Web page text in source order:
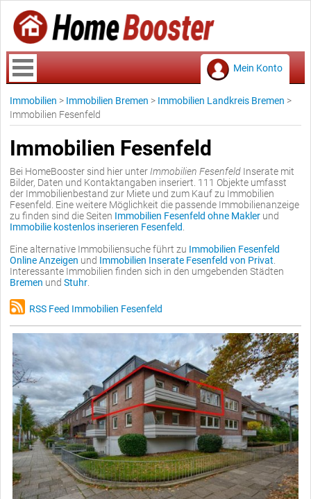
Mein Konto
Immobilien > Immobilien Bremen > Immobilien Landkreis Bremen >
Immobilien Fesenfeld
Immobilien Fesenfeld
Bei HomeBooster sind hier unter Immobilien Fesenfeld Inserate mit
Bilder, Daten und Kontaktangaben inseriert. 111 Objekte umfasst
der Immobilienbestand zur Miete und zum Kauf zu Immobilien
Fesenfeld. Eine weitere Möglichkeit die passende Immobilienanzeige
zu finden sind die Seiten Immobilien Fesenfeld ohne Makler und
Immobilie kostenlos inserieren Fesenfeld
Eine alternative Immobiliensuche führt zu Immobilien Fesenfeld
Online Anzeigen und Immobilien Inserate Fesenfeld von Privat
Interessante Immobilien finden sich in den umgebenden Städten
Bremen und Stuhr
RSS Feed Immobilien Fesenfeld